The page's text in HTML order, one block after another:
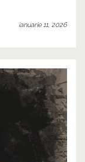
ianuarie 11, 2026